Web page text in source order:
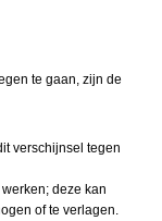
te gaan, zijn de
verschijnsel tegen
deze kan
of te verlagen.